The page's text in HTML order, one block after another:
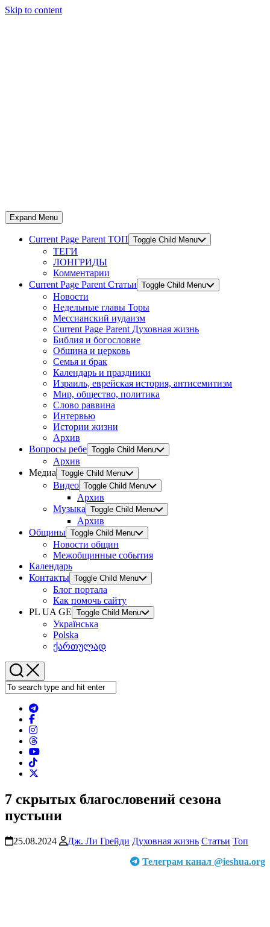
Skip to content
Expand Menu
Current Page Parent ТОП Toggle Child Menu
ТЕГИ
ЛОНГРИДЫ
Комментарии
Current Page Parent Статьи Toggle Child Menu
Новости
Недельные главы Торы
Мессианский иудаизм
Current Page Parent Духовная жизнь
Библия и богословие
Община и церковь
Семья и брак
Календарь и праздники
Израиль, еврейская история, антисемитизм
Мир, общество, политика
Слово раввина
Интервью
Истории жизни
Архив
Вопросы ребе Toggle Child Menu
Архив
Медиа Toggle Child Menu
Видео Toggle Child Menu
Архив
Музыка Toggle Child Menu
Архив
Общины Toggle Child Menu
Новости общин
Межобщинные события
Календарь
Контакты Toggle Child Menu
Блог портала
Как помочь сайту
PL UA GE Toggle Child Menu
Українська
Polska
ქართულად
7 скрытых благословений сезона
пустыни
25.08.2024 Дж. Ли Грейди Духовная жизнь Статьи Топ
Телеграм канал @ieshua.org